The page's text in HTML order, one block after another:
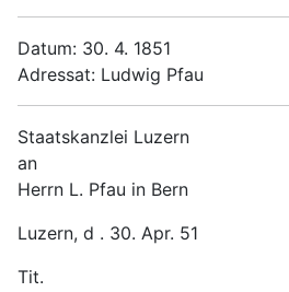
Datum: 30. 4. 1851
Adressat: Ludwig Pfau
Staatskanzlei Luzern
an
Herrn L. Pfau in Bern
Luzern, d . 30. Apr. 51
Tit.